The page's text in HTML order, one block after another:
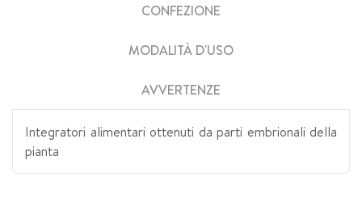
CONFEZIONE
MODALITÀ D'USO
AVVERTENZE
Integratori alimentari ottenuti da parti embrionali della
pianta